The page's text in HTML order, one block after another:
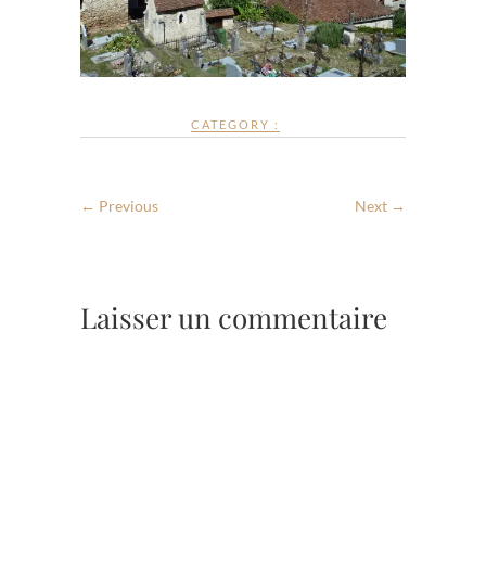
CATEGORY :
← Previous Next →
Laisser un commentaire